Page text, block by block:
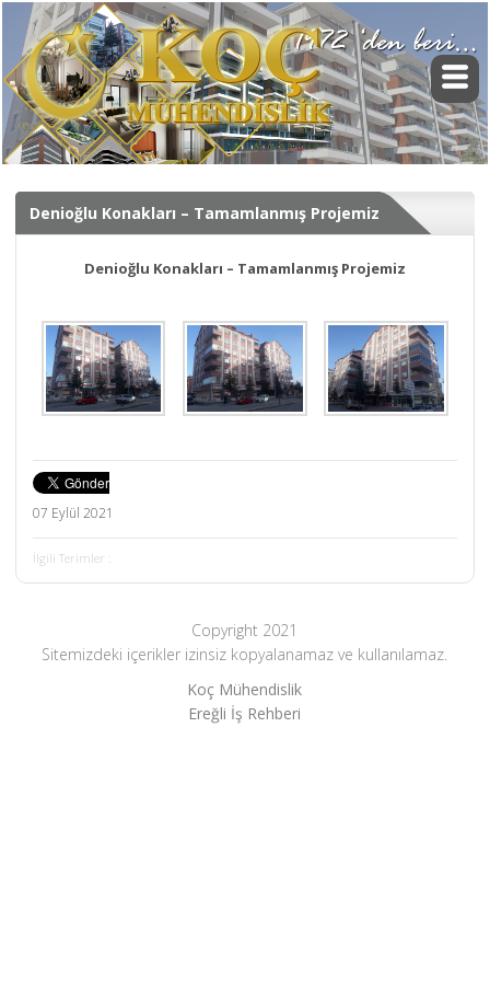
Denioğlu Konakları – Tamamlanmış Projemiz
Denioğlu Konakları – Tamamlanmış Projemiz
07 Eylül 2021
İlgili Terimler :
Copyright 2021
Sitemizdeki içerikler izinsiz kopyalanamaz ve kullanılamaz.
Koç Mühendislik
Ereğli İş Rehberi